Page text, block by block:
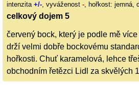
intenzita +/-, vyváženost -, hořkost: jemná,
celkový dojem 5
červený bock, který je podle mě
drží velmi dobře bockovému
hořkosti. Chuť karamelová, lehce
obchodním řetězci Lidl za skvělých